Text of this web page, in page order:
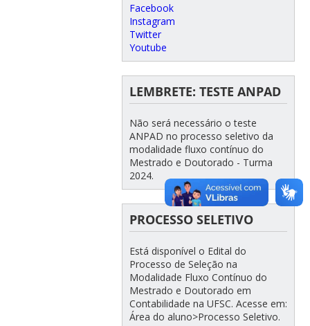
Facebook
Instagram
Twitter
Youtube
LEMBRETE: TESTE ANPAD
Não será necessário o teste
ANPAD no processo seletivo da
modalidade fluxo contínuo do
Mestrado e Doutorado - Turma
2024.
PROCESSO SELETIVO
Está disponível o Edital do
Processo de Seleção na
Modalidade Fluxo Contínuo do
Mestrado e Doutorado em
Contabilidade na UFSC. Acesse em:
Área do aluno>Processo Seletivo.